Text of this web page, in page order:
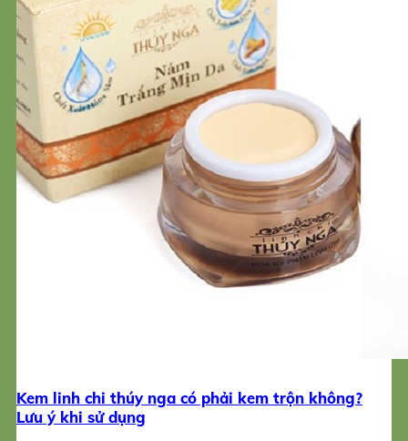
Kem linh chi thúy nga có phải kem trộn không?
Lưu ý khi sử dụng